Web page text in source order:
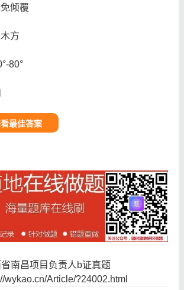
倾覆
方
80°
最佳答案
南昌项目负责人b证真题
wykao.cn/Article/?24002.html